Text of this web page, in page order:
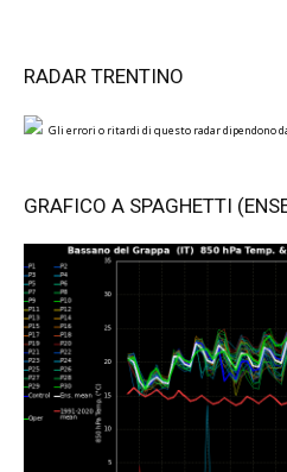
RADAR TRENTINO
Gli errori o ritardi di questo radar dipendono
GRAFICO A SPAGHETTI